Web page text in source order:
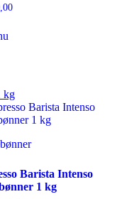
Barista Intenso
1 kg